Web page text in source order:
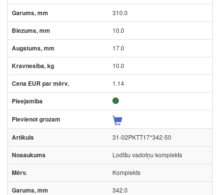
310.0
10.0
17.0
10.0
1.14
31-02PKTT17*342-50
Lodīšu vadotņu komplekts
Komplekts
342.0